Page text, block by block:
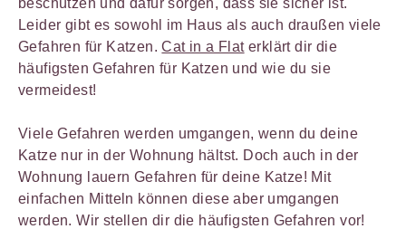
beschützen und dafür sorgen, dass sie sicher ist.
Leider gibt es sowohl im Haus als auch draußen viele
Gefahren für Katzen.Cat in a Flaterklärt dir die
häufigsten Gefahren für Katzen und wie du sie
vermeidest!
Viele Gefahren werden umgangen, wenn du deine
Katze nur in der Wohnung hältst. Doch auch in der
Wohnung lauern Gefahren für deine Katze! Mit
einfachen Mitteln können diese aber umgangen
werden. Wir stellen dir die häufigsten Gefahren vor!